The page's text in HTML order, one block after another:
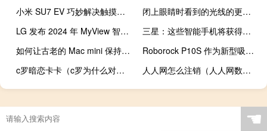
小米 SU7 EV 巧妙解决触摸屏与按键之争
闭上眼睛时看到的光线的更好地图可以改善仿生眼效果
LG 发布 2024 年 MyView 智能显示器系列的​​供货和定价信息
三星：这些智能手机将获得基于Android 13的One UI 5.0界面
如何让古老的 Mac mini 保持运行
Roborock P10S 作为新型吸尘和拖地机器人首次亮相
c罗暗恋卡卡（c罗为什么对卡卡那么好）
人人网怎么注销（人人网数据库）
☚